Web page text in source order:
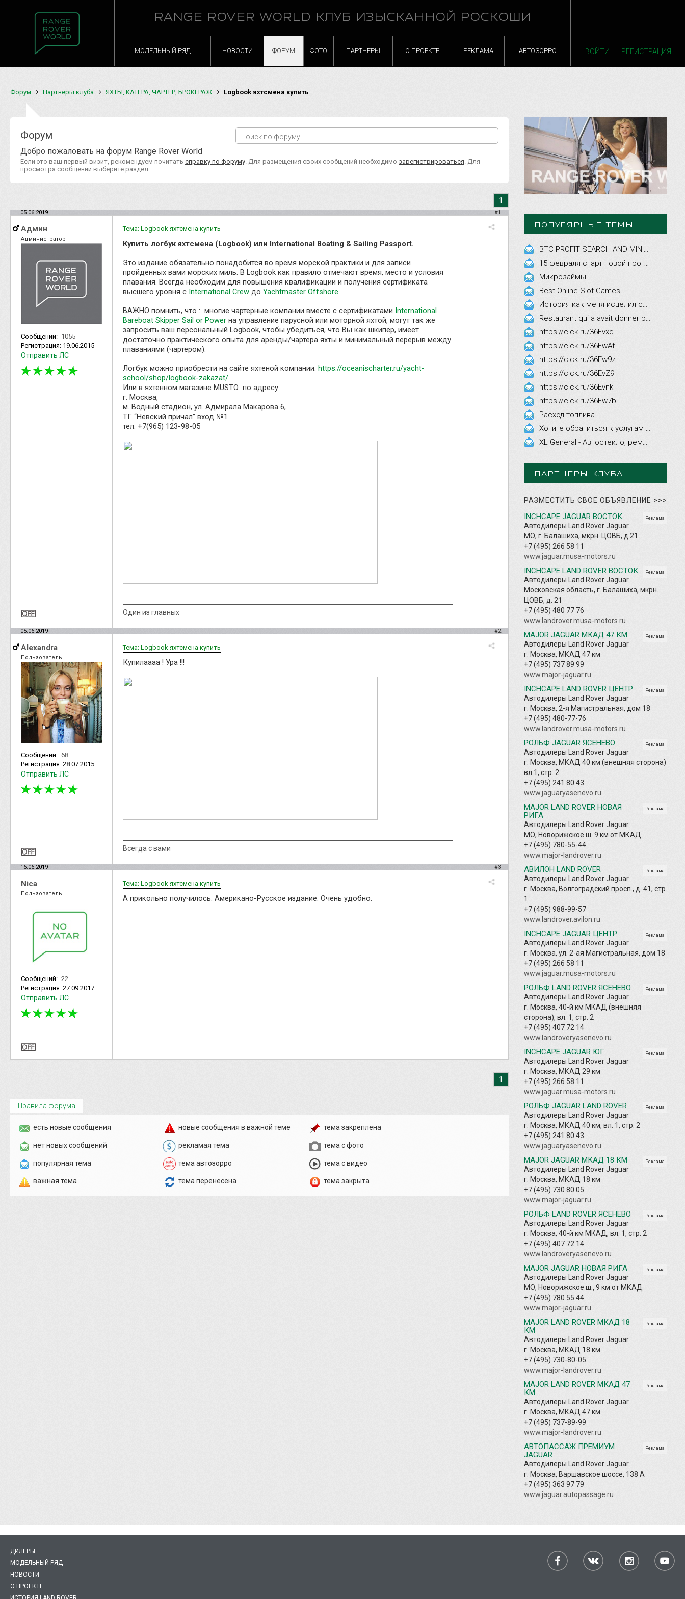
RANGE ROVER WORLD КЛУБ ИЗЫСКАННОЙ РОСКОШИ
МОДЕЛЬНЫЙ РЯД НОВОСТИ ФОРУМ ФОТО ПАРТНЕРЫ О ПРОЕКТЕ РЕКЛАМА АВТОЗОРРО ВОЙТИ РЕГИСТРАЦИЯ
Форум Партнеры клуба ЯХТЫ, КАТЕРА, ЧАРТЕР, БРОКЕРАЖ Logbook яхтсмена купить
Форум
Добро пожаловать на форум Range Rover World
Если это ваш первый визит, рекомендуем почитать справку по форуму . Для размещения своих сообщений необходимо зарегистрироваться . Для
просмотра сообщений выберите раздел.
1
05.06.2019 #1
Админ
Администратор
Сообщений: 1055
Регистрация: 19.06.2015
Отправить ЛС
Тема: Logbook яхтсмена купить
Купить логбук яхтсмена (Logbook) или International Boating & Sailing Passport.
Это издание обязательно понадобится во время морской практики и для записи
пройденных вами морских миль. В Logbook как правило отмечают время, место и условия
плавания. Всегда необходим для повышения квалификации и получения сертификата
высшего уровня с International Crew до Yachtmaster Offshore.
ВАЖНО помнить, что : многие чартерные компании вместе с сертификатами International
Bareboat Skipper Sail or Power на управление парусной или моторной яхтой, могут так же
запросить ваш персональный Logbook, чтобы убедиться, что Вы как шкипер, имеет
достаточно практического опыта для аренды/чартера яхты и минимальный перерыв между
плаваниями (чартером).
Логбук можно приобрести на сайте яхтеной компании: https://oceanischarter.ru/yacht-
school/shop/logbook-zakazat/
Или в яхтенном магазине MUSTO по адресу:
г. Москва,
м. Водный стадион, ул. Адмирала Макарова 6,
ТГ “Невский причал” вход №1
тел: +7(965) 123-98-05
Один из главных
05.06.2019 #2
Alexandra
Пользователь
Сообщений: 68
Регистрация: 28.07.2015
Отправить ЛС
Тема: Logbook яхтсмена купить
Купилаааа ! Ура !!!
Всегда с вами
16.06.2019 #3
Nica
Пользователь
Сообщений: 22
Регистрация: 27.09.2017
Отправить ЛС
Тема: Logbook яхтсмена купить
А прикольно получилось. Американо-Русское издание. Очень удобно.
1
Правила форума
есть новые сообщения
нет новых сообщений
популярная тема
важная тема
новые сообщения в важной теме
рекламая тема
тема автозорро
тема перенесена
тема закреплена
тема с фото
тема с видео
тема закрыта
ПОПУЛЯРНЫЕ ТЕМЫ
Микрозаймы
Best Online Slot Games
https://clck.ru/36Evxq
https://clck.ru/36EwAf
https://clck.ru/36Ew9z
https://clck.ru/36EvZ9
https://clck.ru/36Evnk
https://clck.ru/36Ew7b
Расход топлива
ПАРТНЕРЫ КЛУБА
РАЗМЕСТИТЬ СВОЕ ОБЪЯВЛЕНИЕ >>>
Реклама
INCHCAPE JAGUAR ВОСТОК
Автодилеры Land Rover Jaguar
МО, г. Балашиха, мкрн. ЦОВБ, д.21
+7 (495) 266 58 11
www.jaguar.musa-motors.ru
Реклама
INCHCAPE LAND ROVER ВОСТОК
Автодилеры Land Rover Jaguar
Московская область, г. Балашиха, мкрн.
ЦОВБ, д. 21
+7 (495) 480 77 76
www.landrover.musa-motors.ru
Реклама
MAJOR JAGUAR МКАД 47 КМ
Автодилеры Land Rover Jaguar
г. Москва, МКАД 47 км
+7 (495) 737 89 99
www.major-jaguar.ru
Реклама
INCHCAPE LAND ROVER ЦЕНТР
Автодилеры Land Rover Jaguar
г. Москва, 2-я Магистральная, дом 18
+7 (495) 480-77-76
www.landrover.musa-motors.ru
Реклама
РОЛЬФ JAGUAR ЯСЕНЕВО
Автодилеры Land Rover Jaguar
г. Москва, МКАД 40 км (внешняя сторона)
вл.1, стр. 2
+7 (495) 241 80 43
www.jaguaryasenevo.ru
Реклама
MAJOR LAND ROVER НОВАЯ
РИГА
Автодилеры Land Rover Jaguar
МО, Новорижское ш. 9 км от МКАД
+7 (495) 780-55-44
www.major-landrover.ru
Реклама
АВИЛОН LAND ROVER
Автодилеры Land Rover Jaguar
г. Москва, Волгоградский просп., д. 41, стр.
1
+7 (495) 988-99-57
www.landrover.avilon.ru
Реклама
INCHCAPE JAGUAR ЦЕНТР
Автодилеры Land Rover Jaguar
г. Москва, ул. 2-ая Магистральная, дом 18
+7 (495) 266 58 11
www.jaguar.musa-motors.ru
Реклама
РОЛЬФ LAND ROVER ЯСЕНЕВО
Автодилеры Land Rover Jaguar
г. Москва, 40-й км МКАД (внешняя
сторона), вл. 1, стр. 2
+7 (495) 407 72 14
www.landroveryasenevo.ru
Реклама
INCHCAPE JAGUAR ЮГ
Автодилеры Land Rover Jaguar
г. Москва, МКАД 29 км
+7 (495) 266 58 11
www.jaguar.musa-motors.ru
Реклама
РОЛЬФ JAGUAR LAND ROVER
Автодилеры Land Rover Jaguar
г. Москва, МКАД 40 км, вл. 1, стр. 2
+7 (495) 241 80 43
www.jaguaryasenevo.ru
Реклама
MAJOR JAGUAR МКАД 18 КМ
Автодилеры Land Rover Jaguar
г. Москва, МКАД 18 км
+7 (495) 730 80 05
www.major-jaguar.ru
Реклама
РОЛЬФ LAND ROVER ЯСЕНЕВО
Автодилеры Land Rover Jaguar
г. Москва, 40-й км МКАД, вл. 1, стр. 2
+7 (495) 407 72 14
www.landroveryasenevo.ru
Реклама
MAJOR JAGUAR НОВАЯ РИГА
Автодилеры Land Rover Jaguar
МО, Новорижское ш., 9 км от МКАД
+7 (495) 780 55 44
www.major-jaguar.ru
Реклама
MAJOR LAND ROVER МКАД 18
КМ
Автодилеры Land Rover Jaguar
г. Москва, МКАД 18 км
+7 (495) 730-80-05
www.major-landrover.ru
Реклама
MAJOR LAND ROVER МКАД 47
КМ
Автодилеры Land Rover Jaguar
г. Москва, МКАД 47 км
+7 (495) 737-89-99
www.major-landrover.ru
Реклама
АВТОПАССАЖ ПРЕМИУМ
JAGUAR
Автодилеры Land Rover Jaguar
г. Москва, Варшавское шоссе, 138 А
+7 (495) 363 97 79
www.jaguar.autopassage.ru
ДИЛЕРЫ
МОДЕЛЬНЫЙ РЯД
НОВОСТИ
О ПРОЕКТЕ